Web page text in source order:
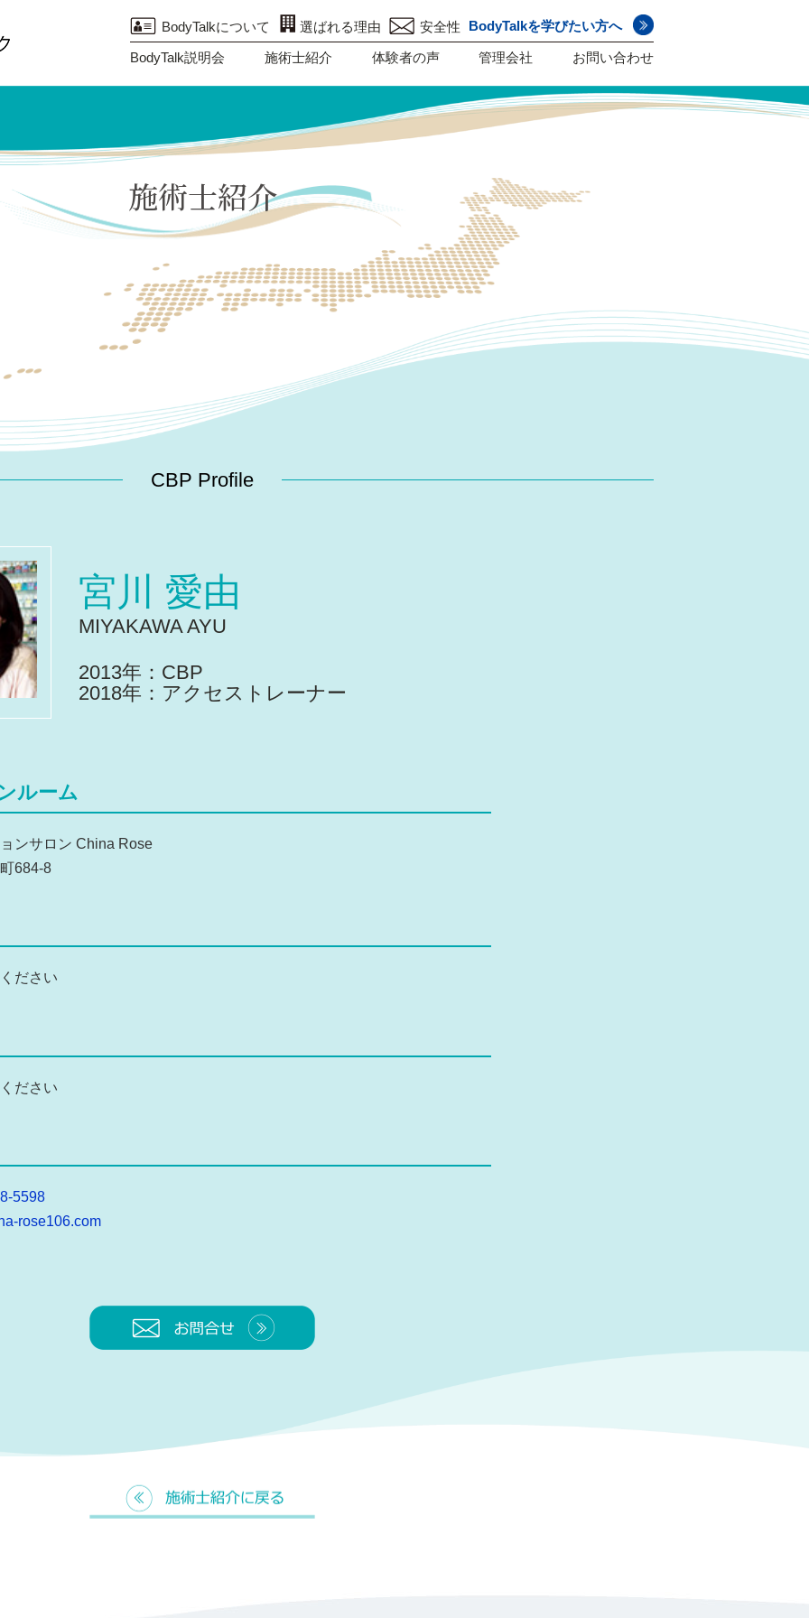
BodyTalkについて 選ばれる理由 安全性 BodyTalkを学びたい方へ
BodyTalk説明会 施術士紹介 体験者の声 管理会社 お問い合わせ
施術士紹介
CBP Profile
宮川 愛由
MIYAKAWA AYU
2013年：CBP
2018年：アクセストレーナー
ルーム
ンサロン China Rose
684-8
ださい
ださい
5598
rose106.com